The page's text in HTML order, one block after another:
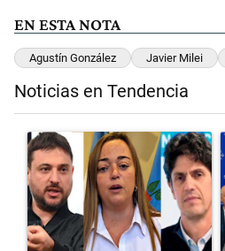
EN ESTA NOTA
Agustín González Javier Milei
Noticias en Tendencia
Un artículo de tendencia con el